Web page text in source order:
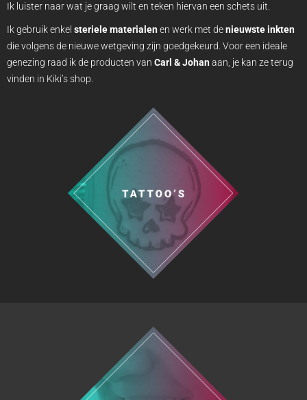
Ik luister naar wat je graag wilt en teken hiervan een schets uit.
Ik gebruik enkel steriele materialen en werk met denieuwste inkten
die volgens de nieuwe wetgeving zijn goedgekeurd. Voor een ideale
genezing raad ik de producten van Carl & Johan aan, je kan ze terug
vinden in Kiki’s shop.